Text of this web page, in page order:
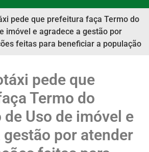
pede que prefeitura faça Termo do
imóvel e agradece a gestão por
feitas para beneficiar a população
pede que
Termo do
de Uso de imóvel e
gestão por atender